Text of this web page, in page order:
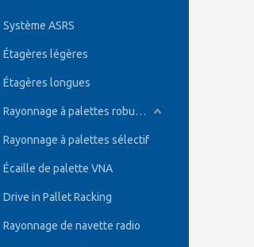
Système ASRS
Étagères légères
Étagères longues
Rayonnage à palettes robuste
Rayonnage à palettes sélectif
Écaille de palette VNA
Drive in Pallet Racking
Rayonnage de navette radio